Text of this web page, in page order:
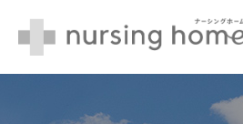
nursing home ナー